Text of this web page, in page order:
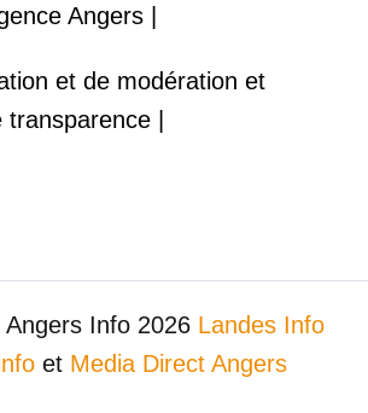
Angers |
et de modération et
|
Info 2026 Landes Info
et Media Direct Angers